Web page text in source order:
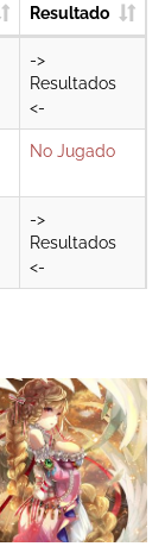
Resultado
->
Resultados
<-
No Jugado
->
Resultados
<-